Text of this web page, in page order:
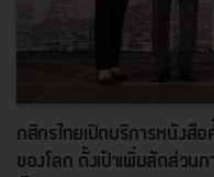
กสิกรไทยเปิดบริการหนัง
ของโลก ตั้งเป้าเพิ่มสัดส่วน